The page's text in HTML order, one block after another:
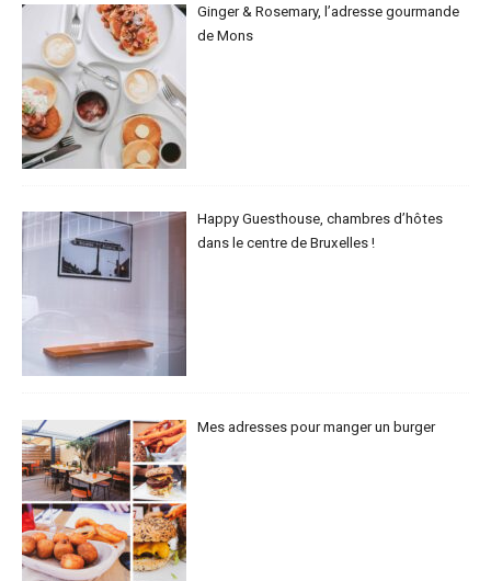
Ginger & Rosemary, l’adresse gourmande
de Mons
Happy Guesthouse, chambres d’hôtes
dans le centre de Bruxelles !
Mes adresses pour manger un burger